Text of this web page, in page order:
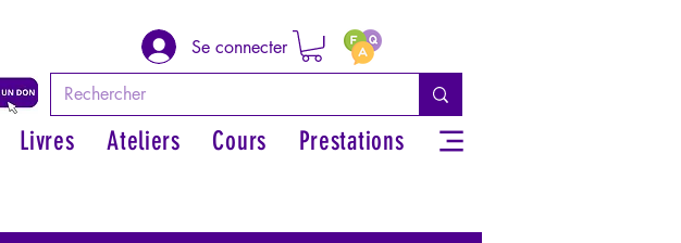
Se connecter
Livres Ateliers Cours Prestations